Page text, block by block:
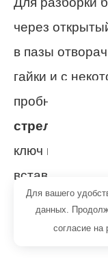
через
в пазы
гайки и с
пробную
стрелки
,
ключ
вставляют в
и также, как
повернуть на
Для вашего
данных.
согласие на